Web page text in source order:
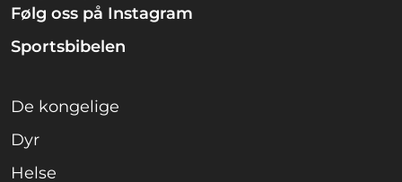
Følg oss på Instagram
Sportsbibelen
De kongelige
Dyr
Helse